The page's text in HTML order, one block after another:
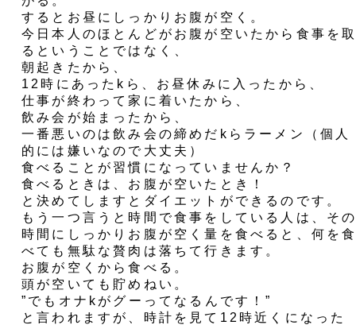
するとお昼にしっかりお腹が空く。
今日本人のほとんどがお腹が空いたから食事を
るということではなく、
朝起きたから、
12時にあったkら、お昼休みに入ったから、
仕事が終わって家に着いたから、
飲み会が始まったから、
一番悪いのは飲み会の締めだkらラーメン（個人
的には嫌いなので大丈夫）
食べることが習慣になっていませんか？
食べるときは、お腹が空いたとき！
と決めてしますとダイエットができるのです。
もう一つ言うと時間で食事をしている人は、そ
時間にしっかりお腹が空く量を食べると、何を
べても無駄な贅肉は落ちて行きます。
お腹が空くから食べる。
頭が空いても貯めねい。
”でもオナkがグーってなるんです！”
と言われますが、時計を見て12時近くになった